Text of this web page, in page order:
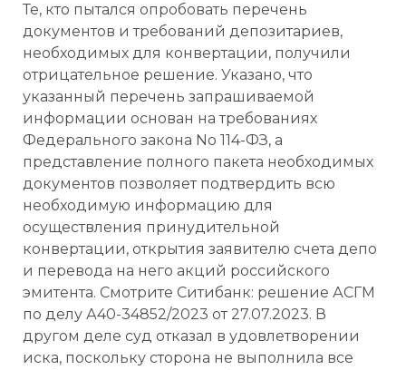
Те, кто пытался опробовать перечень
документов и требований депозитариев,
необходимых для конвертации, получили
отрицательное решение. Указано, что
указанный перечень запрашиваемой
информации основан на требованиях
Федерального закона No 114-ФЗ, а
представление полного пакета необходимых
документов позволяет подтвердить всю
необходимую информацию для
осуществления принудительной
конвертации, открытия заявителю счета депо
и перевода на него акций российского
эмитента. Смотрите Ситибанк: решение АСГМ
по делу А40-34852/2023 от 27.07.2023. В
другом деле суд отказал в удовлетворении
иска, поскольку сторона не выполнила все